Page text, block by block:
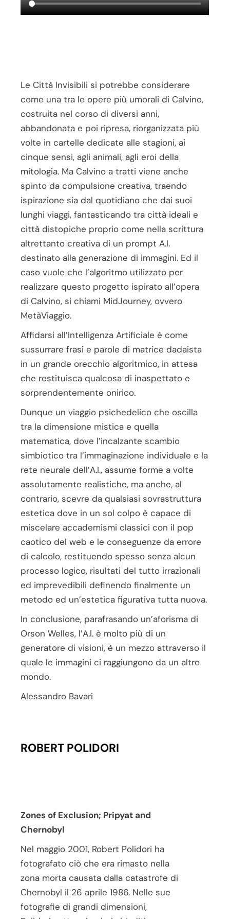
Le Città Invisibili si potrebbe considerare
come una tra le opere più umorali di Calvino,
costruita nel corso di diversi anni,
abbandonata e poi ripresa, riorganizzata più
volte in cartelle dedicate alle stagioni, ai
cinque sensi, agli animali, agli eroi della
mitologia. Ma Calvino a tratti viene anche
spinto da compulsione creativa, traendo
ispirazione sia dal quotidiano che dai suoi
lunghi viaggi, fantasticando tra città ideali e
città distopiche proprio come nella scrittura
altrettanto creativa di un prompt A.I.
destinato alla generazione di immagini. Ed il
caso vuole che l’algoritmo utilizzato per
realizzare questo progetto ispirato all’opera
di Calvino, si chiami MidJourney, ovvero
MetàViaggio.
Affidarsi all’Intelligenza Artificiale è come
sussurrare frasi e parole di matrice dadaista
in un grande orecchio algoritmico, in attesa
che restituisca qualcosa di inaspettato e
sorprendentemente onirico.
Dunque un viaggio psichedelico che oscilla
tra la dimensione mistica e quella
matematica, dove l’incalzante scambio
simbiotico tra l’immaginazione individuale e la
rete neurale dell’A.I., assume forme a volte
assolutamente realistiche, ma anche, al
contrario, scevre da qualsiasi sovrastruttura
estetica dove in un sol colpo è capace di
miscelare accademismi classici con il pop
caotico del web e le conseguenze da errore
di calcolo, restituendo spesso senza alcun
processo logico, risultati del tutto irrazionali
ed imprevedibili definendo finalmente un
metodo ed un’estetica figurativa tutta nuova.
In conclusione, parafrasando un’aforisma di
Orson Welles, l’A.I. è molto più di un
generatore di visioni, è un mezzo attraverso il
quale le immagini ci raggiungono da un altro
mondo.
Alessandro Bavari
ROBERT POLIDORI
Zones of Exclusion; Pripyat and
Chernobyl
Nel maggio 2001, Robert Polidori ha
fotografato ciò che era rimasto nella
zona morta causata dalla catastrofe di
Chernobyl il 26 aprile 1986. Nelle sue
fotografie di grandi dimensioni,